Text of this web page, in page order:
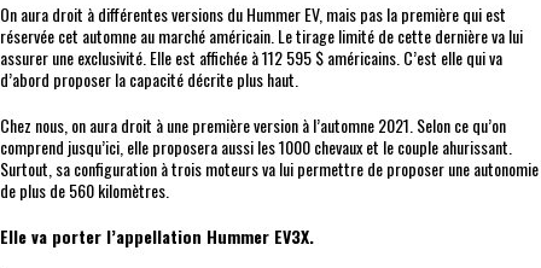
On aura droit à différentes versions du Hummer EV, mais pas la première qui est
réservée cet automne au marché américain. Le tirage limité de cette dernière va lui
assurer une exclusivité. Elle est affichée à 112 595 $ américains. C’est elle qui va
d’abord proposer la capacité décrite plus haut.
Chez nous, on aura droit à une première version à l’automne 2021. Selon ce qu’on
comprend jusqu’ici, elle proposera aussi les 1000 chevaux et le couple ahurissant.
Surtout, sa configuration à trois moteurs va lui permettre de proposer une autonomie
de plus de 560 kilomètres.
Elle va porter l’appellation Hummer EV3X.